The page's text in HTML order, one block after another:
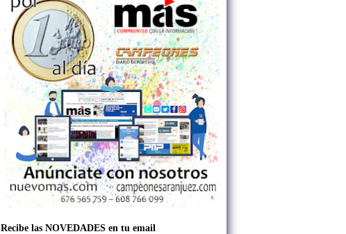
Recibe las NOVEDADES en tu email